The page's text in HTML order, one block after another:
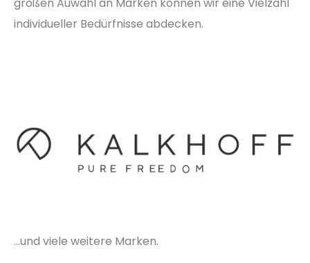
großen Auwahl an Marken können wir eine Vielzahl
individueller Bedürfnisse abdecken.
…und viele weitere Marken.